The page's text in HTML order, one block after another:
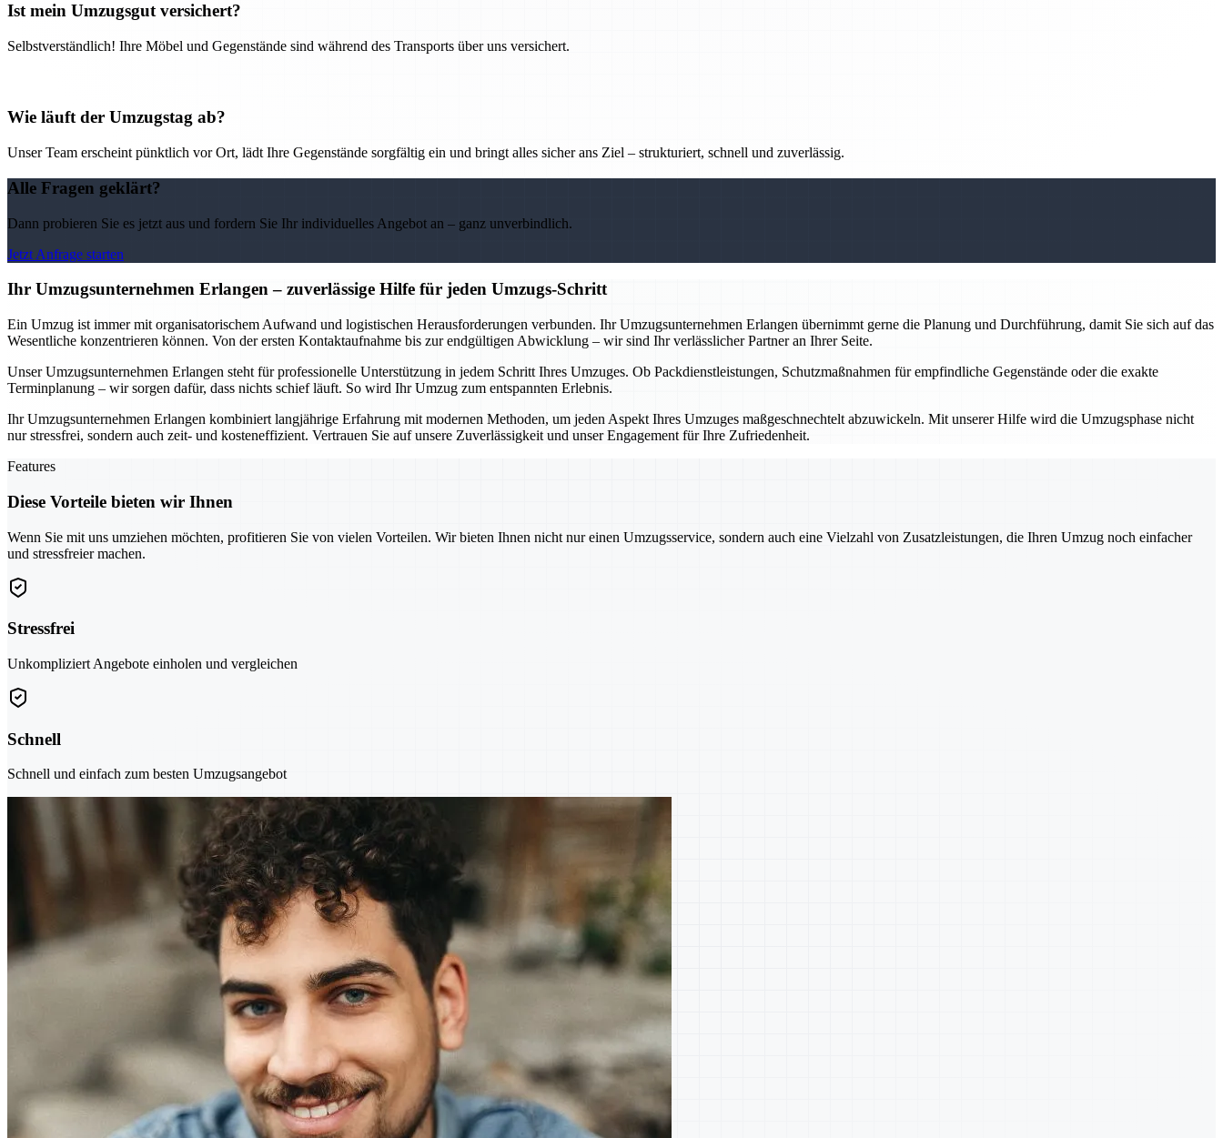
Ist mein Umzugsgut versichert?
Selbstverständlich! Ihre Möbel und Gegenstände sind während des Transports über uns versichert.
Wie läuft der Umzugstag ab?
Unser Team erscheint pünktlich vor Ort, lädt Ihre Gegenstände sorgfältig ein und bringt alles sicher ans Ziel – strukturiert, schnell und zuverlässig.
Alle Fragen geklärt?
Dann probieren Sie es jetzt aus und fordern Sie Ihr individuelles Angebot an – ganz unverbindlich.
Jetzt Anfrage starten
Ihr Umzugsunternehmen Erlangen – zuverlässige Hilfe für jeden Umzugs-Schritt
Ein Umzug ist immer mit organisatorischem Aufwand und logistischen Herausforderungen verbunden. Ihr Umzugsunternehmen Erlangen übernimmt gerne die Planung und Durchführung, damit Sie sich auf das
Wesentliche konzentrieren können. Von der ersten Kontaktaufnahme bis zur endgültigen Abwicklung – wir sind Ihr verlässlicher Partner an Ihrer Seite.
Unser Umzugsunternehmen Erlangen steht für professionelle Unterstützung in jedem Schritt Ihres Umzuges. Ob Packdienstleistungen, Schutzmaßnahmen für empfindliche Gegenstände oder die exakte
Terminplanung – wir sorgen dafür, dass nichts schief läuft. So wird Ihr Umzug zum entspannten Erlebnis.
Ihr Umzugsunternehmen Erlangen kombiniert langjährige Erfahrung mit modernen Methoden, um jeden Aspekt Ihres Umzuges maßgeschnechtelt abzuwickeln. Mit unserer Hilfe wird die Umzugsphase nicht
nur stressfrei, sondern auch zeit- und kosteneffizient. Vertrauen Sie auf unsere Zuverlässigkeit und unser Engagement für Ihre Zufriedenheit.
Features
Diese Vorteile bieten wir Ihnen
Wenn Sie mit uns umziehen möchten, profitieren Sie von vielen Vorteilen. Wir bieten Ihnen nicht nur einen Umzugsservice, sondern auch eine Vielzahl von Zusatzleistungen, die Ihren Umzug noch einfacher
und stressfreier machen.
Stressfrei
Unkompliziert Angebote einholen und vergleichen
Schnell
Schnell und einfach zum besten Umzugsangebot